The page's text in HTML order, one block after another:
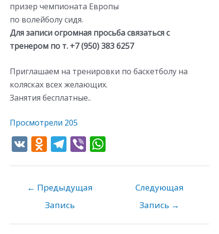
призер чемпионата Европы
по волейболу сидя.
Для записи огромная просьба связаться с
тренером по т. +7 (950) 383 6257
Приглашаем на тренировки по баскетболу на
колясках всех желающих.
Занятия бесплатные..
Просмотрели 205
V O
o
kl
as
T
gr
a
m
Vi
p
← Предыдущая
Запись
Следующая
Запись →